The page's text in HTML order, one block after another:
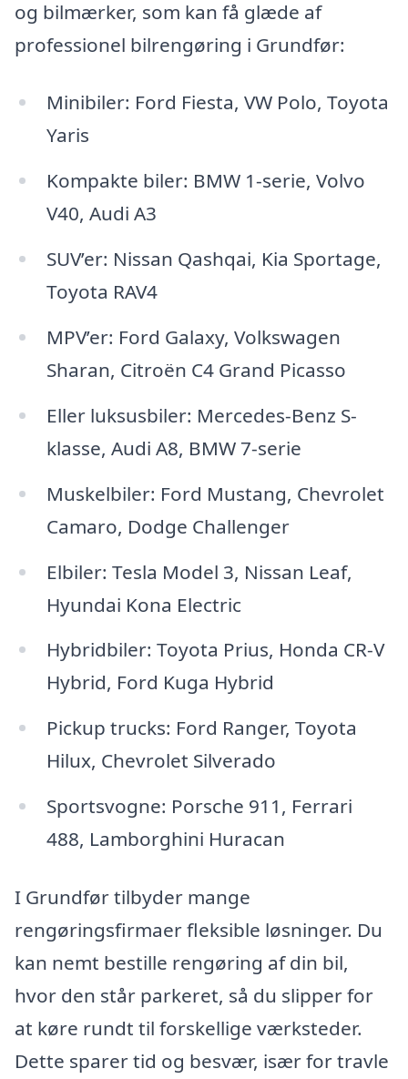
og bilmærker, som kan få glæde af
professionel bilrengøring i Grundfør:
Minibiler: Ford Fiesta, VW Polo, Toyota
Yaris
Kompakte biler: BMW 1-serie, Volvo
V40, Audi A3
SUV’er: Nissan Qashqai, Kia Sportage,
Toyota RAV4
MPV’er: Ford Galaxy, Volkswagen
Sharan, Citroën C4 Grand Picasso
Eller luksusbiler: Mercedes-Benz S-
klasse, Audi A8, BMW 7-serie
Muskelbiler: Ford Mustang, Chevrolet
Camaro, Dodge Challenger
Elbiler: Tesla Model 3, Nissan Leaf,
Hyundai Kona Electric
Hybridbiler: Toyota Prius, Honda CR-V
Hybrid, Ford Kuga Hybrid
Pickup trucks: Ford Ranger, Toyota
Hilux, Chevrolet Silverado
Sportsvogne: Porsche 911, Ferrari
488, Lamborghini Huracan
I Grundfør tilbyder mange
rengøringsfirmaer fleksible løsninger. Du
kan nemt bestille rengøring af din bil,
hvor den står parkeret, så du slipper for
at køre rundt til forskellige værksteder.
Dette sparer tid og besvær, især for travle